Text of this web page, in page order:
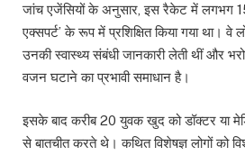
जांच एजेंसियों के अनुसार, इस रैकेट में लगभग
एक्सपर्ट’ के रूप में प्रशिक्षित किया गया था। वे
उनकी स्वास्थ्य संबंधी जानकारी लेती थीं और
वजन घटाने का प्रभावी समाधान है।
इसके बाद करीब 20 युवक खुद को डॉक्टर या
से बातचीत करते थे। कथित विशेषज्ञ लोगों को